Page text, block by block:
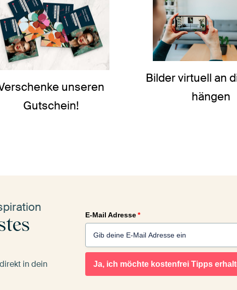
unseren
Gutschein!
Bilder virtuell an
hängen
in dein
E-Mail Adresse*
Ja, ich möchte kostenfrei Tipps